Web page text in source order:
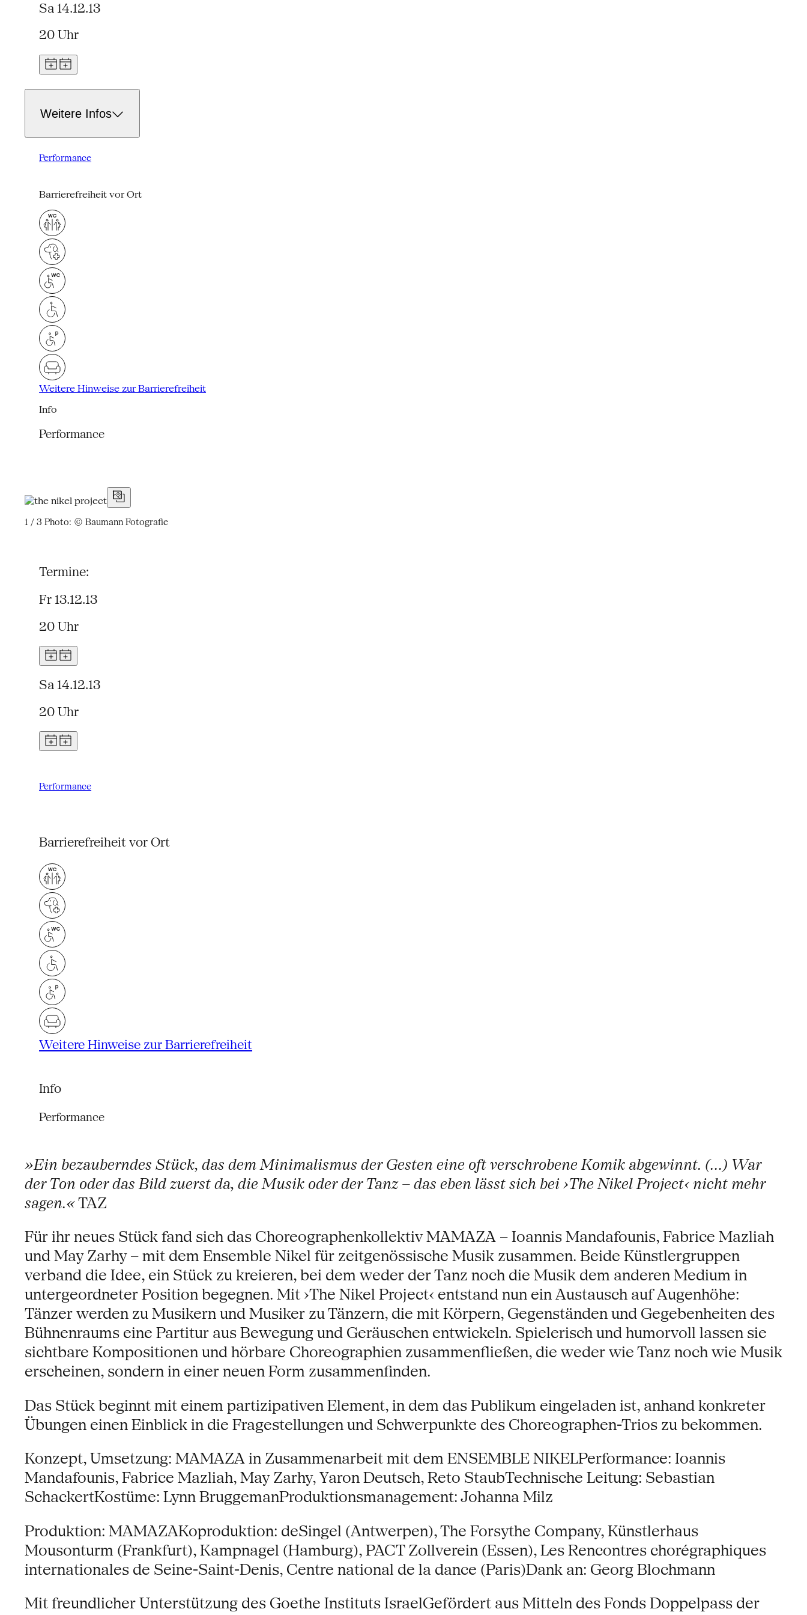
Sa 14.12.13
20 Uhr
Weitere Infos
Performance
Barrierefreiheit vor Ort
Weitere Hinweise zur Barrierefreiheit
Info
Performance
1 / 3 Photo: © Baumann Fotografie
Termine:
Fr 13.12.13
20 Uhr
Sa 14.12.13
20 Uhr
Performance
Barrierefreiheit vor Ort
Weitere Hinweise zur Barrierefreiheit
Info
Performance
»Ein bezauberndes Stück, das dem Minimalismus der Gesten eine oft verschrobene Komik abgewinnt. (…) War
der Ton oder das Bild zuerst da, die Musik oder der Tanz – das eben lässt sich bei ›The Nikel Project‹ nicht mehr
sagen.«TAZ
Für ihr neues Stück fand sich das Choreographenkollektiv MAMAZA – Ioannis Mandafounis, Fabrice Mazliah
und May Zarhy – mit dem Ensemble Nikel für zeitgenössische Musik zusammen. Beide Künstlergruppen
verband die Idee, ein Stück zu kreieren, bei dem weder der Tanz noch die Musik dem anderen Medium in
untergeordneter Position begegnen. Mit ›The Nikel Project‹ entstand nun ein Austausch auf Augenhöhe:
Tänzer werden zu Musikern und Musiker zu Tänzern, die mit Körpern, Gegenständen und Gegebenheiten des
Bühnenraums eine Partitur aus Bewegung und Geräuschen entwickeln. Spielerisch und humorvoll lassen sie
sichtbare Kompositionen und hörbare Choreographien zusammenfließen, die weder wie Tanz noch wie Musik
erscheinen, sondern in einer neuen Form zusammenfinden.
Das Stück beginnt mit einem partizipativen Element, in dem das Publikum eingeladen ist, anhand konkreter
Übungen einen Einblick in die Fragestellungen und Schwerpunkte des Choreographen-Trios zu bekommen.
Konzept, Umsetzung: MAMAZA in Zusammenarbeit mit dem ENSEMBLE NIKELPerformance: Ioannis
Mandafounis, Fabrice Mazliah, May Zarhy, Yaron Deutsch, Reto StaubTechnische Leitung: Sebastian
SchackertKostüme: Lynn BruggemanProduktionsmanagement: Johanna Milz
Produktion: MAMAZAKoproduktion: deSingel (Antwerpen), The Forsythe Company, Künstlerhaus
Mousonturm (Frankfurt), Kampnagel (Hamburg), PACT Zollverein (Essen), Les Rencontres chorégraphiques
internationales de Seine-Saint-Denis, Centre national de la dance (Paris)Dank an: Georg Blochmann
Mit freundlicher Unterstützung des Goethe Instituts IsraelGefördert aus Mitteln des Fonds Doppelpass der